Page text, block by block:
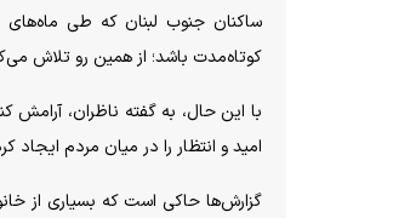
ساکنان جنوب لبنان که طی ماه‌های
کوتاه‌مدت باشد؛ از همین رو تلاش
با این حال، به گفته ناظران،
امید و انتظار را در میان مردم ایجاد
گزارش‌ها حاکی است که بسیاری از